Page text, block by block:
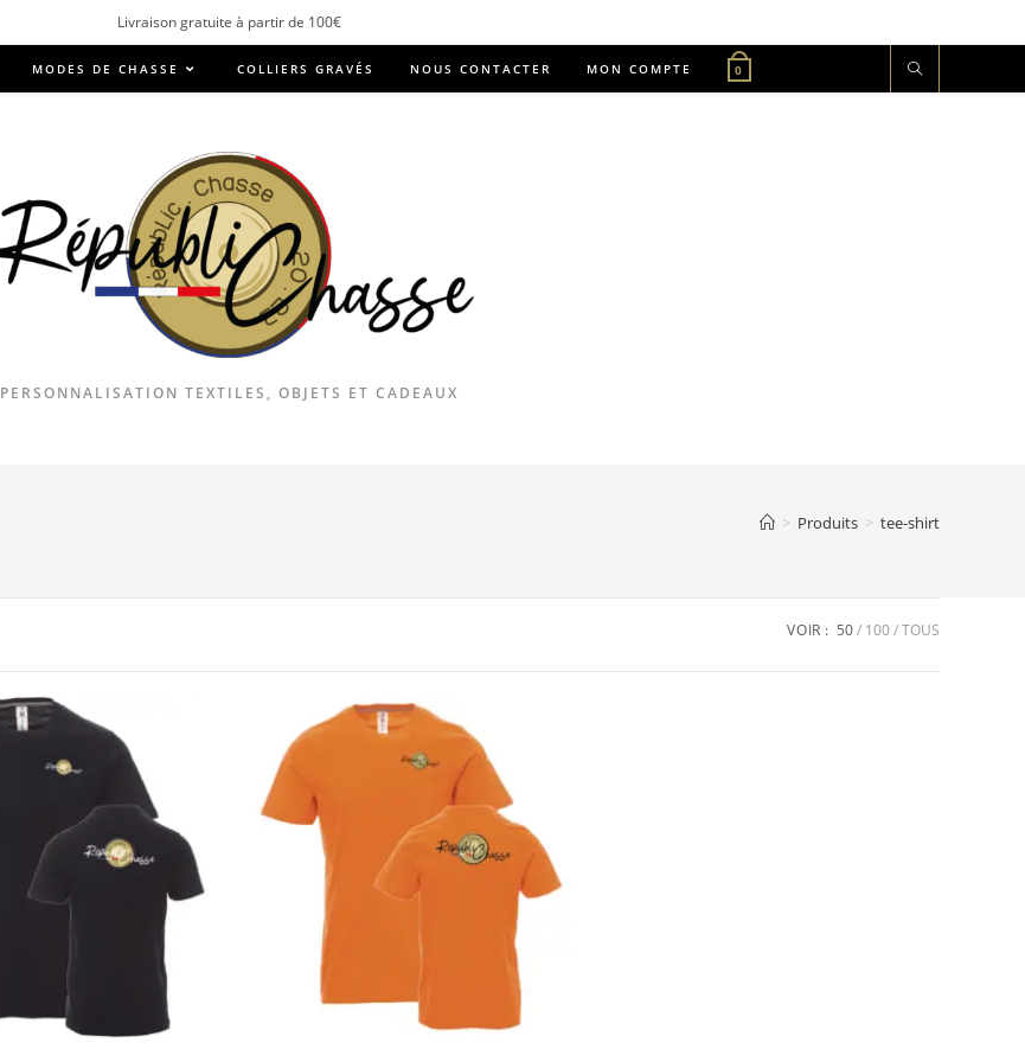
Livraison gratuite à partir de 100€
MODES DE CHASSE COLLIERS GRAVÉS NOUS CONTACTER MON COMPTE 0
PERSONNALISATION TEXTILES, OBJETS ET CADEAUX
> Produits > tee-shirt
VOIR : 50 100 TOUS